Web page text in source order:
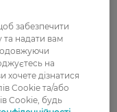
забезпечити
надати вам
на
дізнатися
Cookie та/або
Cookie, будь